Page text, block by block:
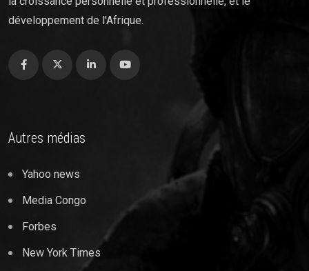
développement de l'Afrique.
Autres médias
Yahoo news
Media Congo
Forbes
New York Times